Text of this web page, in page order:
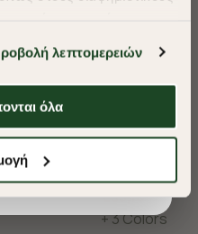
περιοριστούμε
που είναι απολύτως
και
μας. Ωστόσο, λάβετε
που θα
υπηρεσίες και
λεπτομερειών
όλα
€33,15
+ 3 Colors